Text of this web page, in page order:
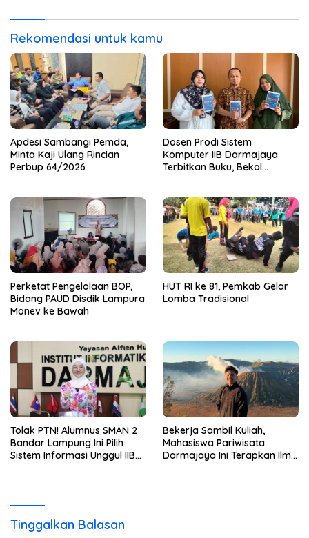
Rekomendasi untuk kamu
Apdesi Sambangi Pemda,
Minta Kaji Ulang Rincian
Perbup 64/2026
Dosen Prodi Sistem
Komputer IIB Darmajaya
Terbitkan Buku, Bekal
Perketat Pengelolaan BOP,
Bidang PAUD Disdik Lampura
Monev ke Bawah
HUT RI ke 81, Pemkab Gelar
Lomba Tradisional
Tolak PTN! Alumnus SMAN 2
Bandar Lampung Ini Pilih
Sistem Informasi Unggul IIB
Bekerja Sambil Kuliah,
Mahasiswa Pariwisata
Darmajaya Ini Terapkan Ilmu
Tinggalkan Balasan